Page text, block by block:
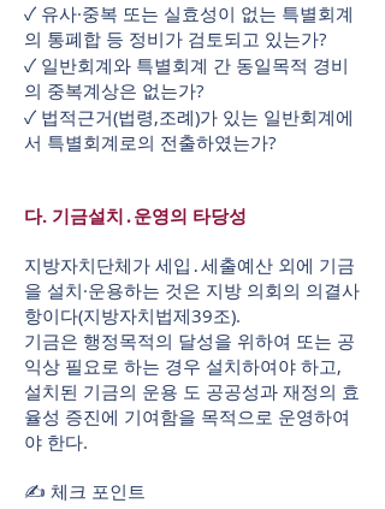
✓ 유사·중복 또는 실효성이 없는 특별회계
의 통폐합 등 정비가 검토되고 있는가?
✓ 일반회계와 특별회계 간 동일목적 경비
의 중복계상은 없는가?
✓ 법적근거(법령,조례)가 있는 일반회계에
서 특별회계로의 전출하였는가?
다. 기금설치․운영의 타당성
지방자치단체가 세입․세출예산 외에 기금
을 설치·운용하는 것은 지방 의회의 의결사
항이다(지방자치법제39조).
기금은 행정목적의 달성을 위하여 또는 공
익상 필요로 하는 경우 설치하여야 하고,
설치된 기금의 운용 도 공공성과 재정의 효
율성 증진에 기여함을 목적으로 운영하여
야 한다.
✍ 체크 포인트